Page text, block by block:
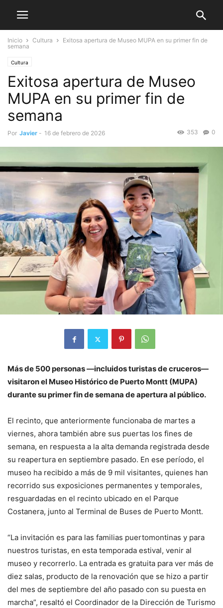
Inicio Cultura
Exitosa apertura de Museo MUPA en su primer fin de
semana
Cultura
Exitosa apertura de Museo
MUPA en su primer fin de
semana
Por Javier - 16 de febrero de 2026 0
353
Más de 500 personas —incluidos turistas de cruceros—
visitaron el Museo Histórico de Puerto Montt (MUPA)
durante su primer fin de semana de apertura al público.
El recinto, que anteriormente funcionaba de martes a
viernes, ahora también abre sus puertas los fines de
semana, en respuesta a la alta demanda registrada desde
su reapertura en septiembre pasado. En ese período, el
museo ha recibido a más de 9 mil visitantes, quienes han
recorrido sus exposiciones permanentes y temporales,
resguardadas en el recinto ubicado en el Parque
Costanera, junto al Terminal de Buses de Puerto Montt.
“La invitación es para las familias puertomontinas y para
nuestros turistas, en esta temporada estival, venir al
museo y recorrerlo. La entrada es gratuita para ver más de
diez salas, producto de la renovación que se hizo a partir
del mes de septiembre del año pasado con su puesta en
marcha”, resaltó el Coordinador de la Dirección de Turismo